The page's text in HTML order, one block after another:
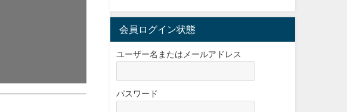
会員ログイン状態
ユーザー名またはメールアドレス
パスワード